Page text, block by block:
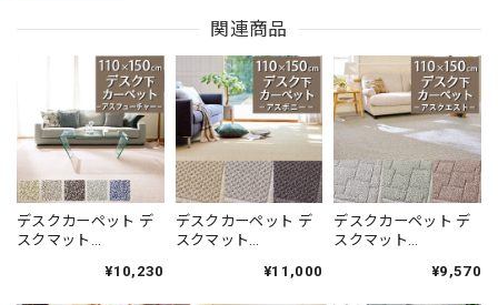
関連商品
デスクカーペット デ
スクマット
365日空気を浄化 安
¥10,230
デスクカーペット デ
スクマット
く遊び毛出にくい素
¥11,000
デスクカーペット デ
スクマット
薬との技術協力によ
¥9,570